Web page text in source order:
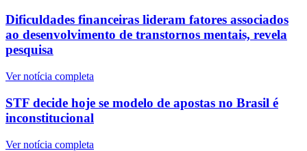
Dificuldades financeiras lideram fatores associados
ao desenvolvimento de transtornos mentais, revela
pesquisa
Ver notícia completa
STF decide hoje se modelo de apostas no Brasil é
inconstitucional
Ver notícia completa